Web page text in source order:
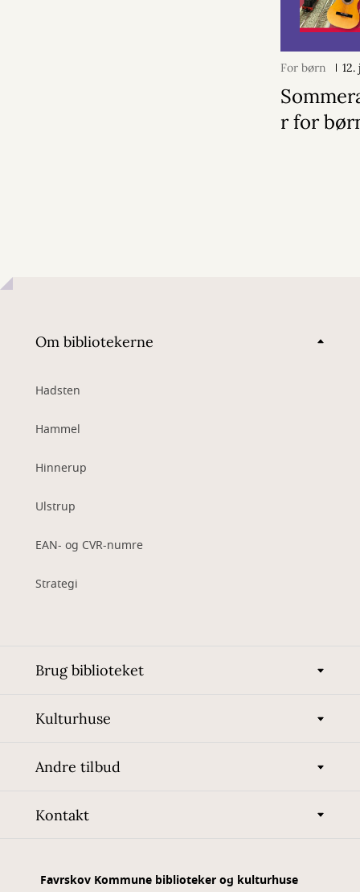
For børn
r for
Om bibliotekerne
Hadsten
Hammel
Hinnerup
Ulstrup
EAN- og CVR-numre
Strategi
Brug biblioteket
Kulturhuse
Andre tilbud
Kontakt
Favrskov Kommune biblioteker og kulturhuse